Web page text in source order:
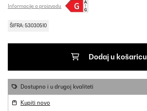
Informacije o proizvodu
ŠIFRA: 53030510
Dodaj u košaricu
Dostupno i u drugoj kvaliteti
Kupiti novo